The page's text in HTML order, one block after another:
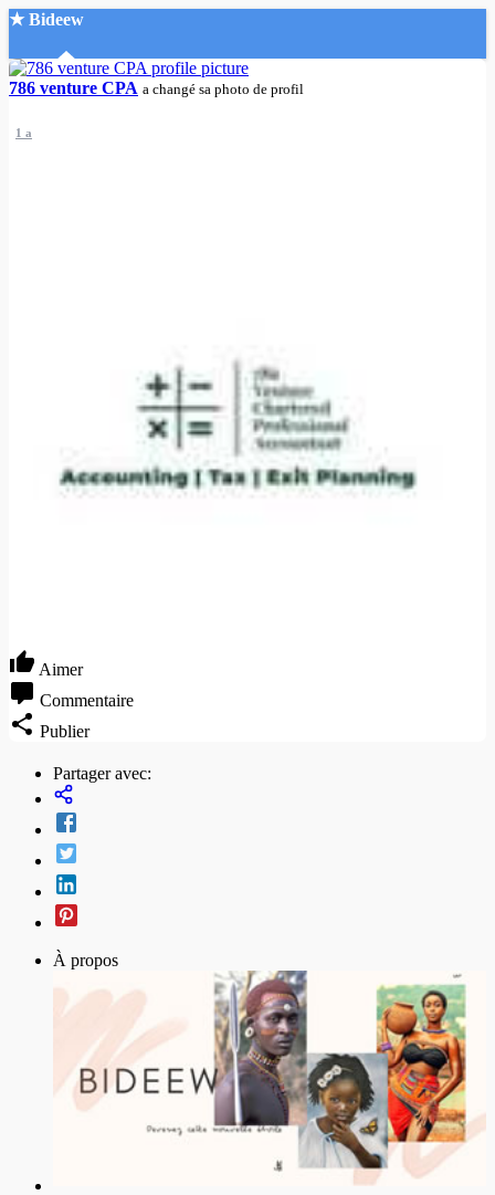
★ Bideew
Accueil
786 venture CPA a changé sa photo de profil
1 a
Aimer
Commentaire
Publier
Partager avec:
À propos